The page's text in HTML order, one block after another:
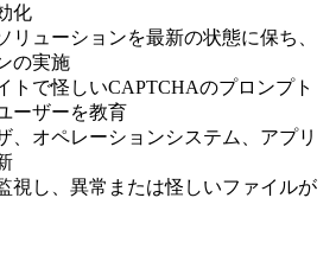
化
リューションを最新の状態に保ち、
の実施
トで怪しいCAPTCHAのプロンプト
ーザーを教育
、オペレーションシステム、アプリ
視し、異常または怪しいファイルが